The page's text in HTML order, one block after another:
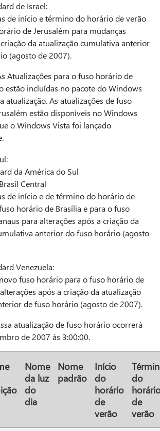
de Israel:
de início e término do horário de verão
de Jerusalém para mudanças
da atualização cumulativa anterior
(agosto de 2007).
Atualizações para o fuso horário de
estão incluídas no pacote do Windows
atualização. As atualizações de fuso
estão disponíveis no Windows
o Windows Vista foi lançado
da América do Sul
Central
de início e de término do horário de
horário de Brasília e para o fuso
para alterações após a criação da
anterior do fuso horário (agosto
Venezuela:
fuso horário para o fuso horário de
após a criação da atualização
de fuso horário (agosto de 2007).
atualização de fuso horário ocorrerá
de 2007 às 3:00:00.
Nome
da luz
do
dia
Nome
padrão
Início
do
horário
de
verão
do
de
verão